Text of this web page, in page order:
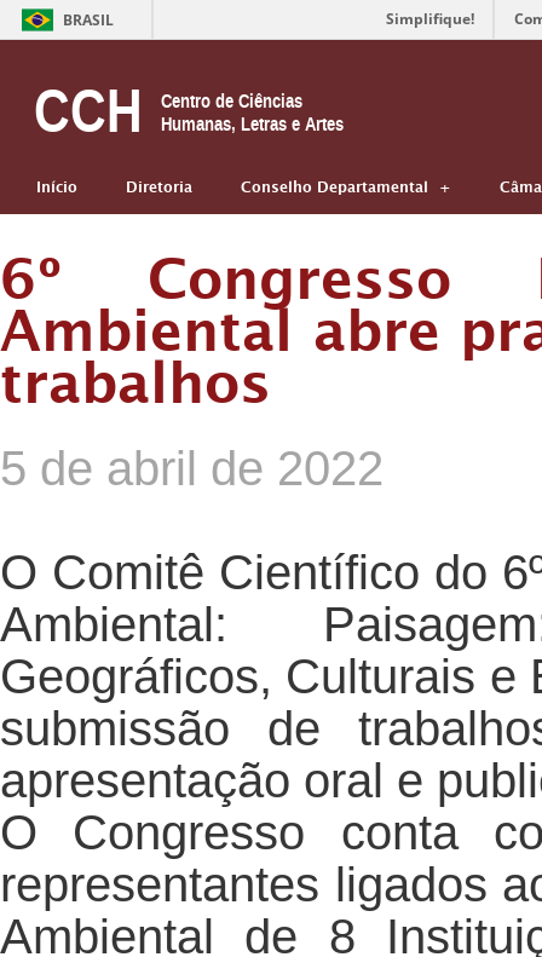
BRASIL Simplifique!
CCH
Centro de Ciências
Humanas, Letras e Artes
Início Diretoria Conselho Departamental
6º
Ambiental abre
trabalhos
5 de abril de 2022
O Comitê Científico do
Ambiental:
Geográficos, Culturais e
submissão de
apresentação oral e
O Congresso conta
representantes ligados
Ambiental de 8